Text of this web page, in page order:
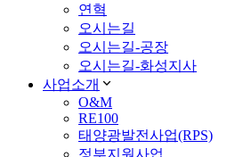
연혁
오시는길
오시는길-공장
오시는길-화성지사
사업소개
O&M
RE100
태양광발전사업(RPS)
정부지원사업